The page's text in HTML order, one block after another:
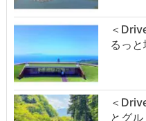
＜
るっ
＜
とグ